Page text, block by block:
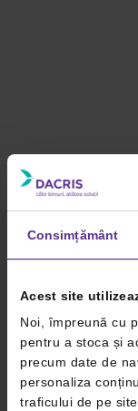
Consimțământ
Acest site
Noi, împreună cu
pentru a stoca și
precum date de
personaliza
traficului de pe